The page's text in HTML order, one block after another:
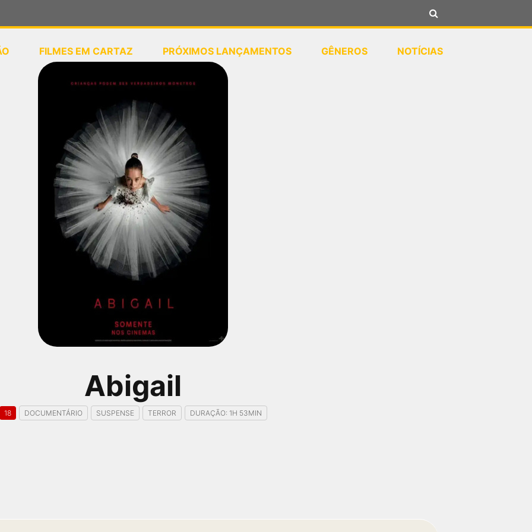
selecione sua localização
FILMES EM CARTAZ PRÓXIMOS LANÇAMENTOS GÊNEROS NOTÍCIAS
Abigail
18 DOCUMENTÁRIO SUSPENSE TERROR DURAÇÃO: 1H 53MIN